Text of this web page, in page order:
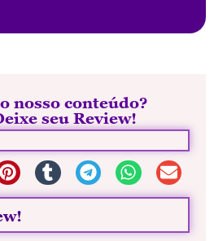
nosso conteúdo?
seu Review!